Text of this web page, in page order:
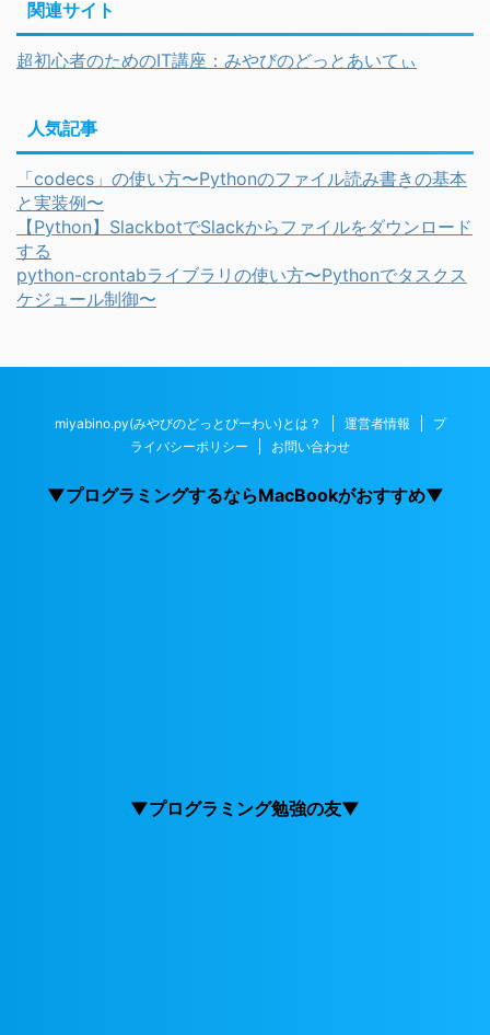
関連サイト
超初心者のためのIT講座：みやびのどっとあいてぃ
人気記事
「codecs」の使い方〜Pythonのファイル読み書きの基本
と実装例〜
【Python】SlackbotでSlackからファイルをダウンロード
する
python-crontabライブラリの使い方〜Pythonでタスクス
ケジュール制御〜
miyabino.py(みやびのどっとぴーわい)とは？ 運営者情報
プ
ライバシーポリシー
お問い合わせ
▼プログラミングするならMacBookがおすすめ▼
▼プログラミング勉強の友▼